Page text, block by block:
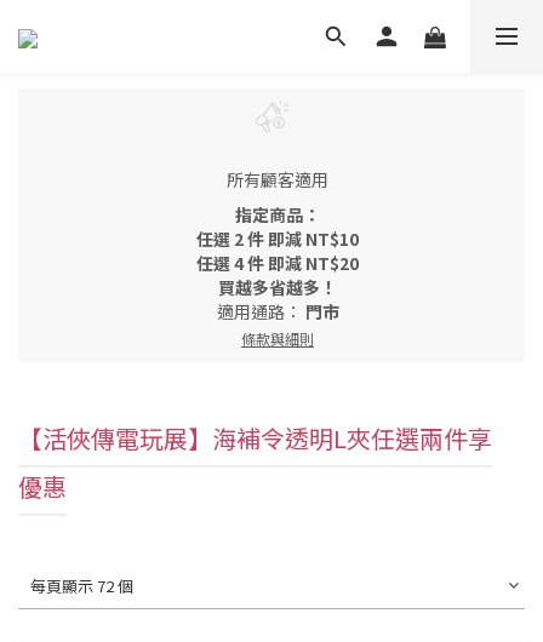
所有顧客適用
指定商品：
任選 2 件 即減 NT$10
任選 4 件 即減 NT$20
買越多省越多！
適用通路： 門市
條款與細則
【活俠傳電玩展】海補令透明L夾任選兩件享
優惠
每頁顯示 72 個